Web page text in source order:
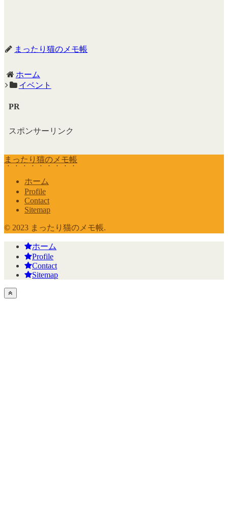
まったり猫のメモ帳
ホーム
イベント
PR
スポンサーリンク
まったり猫のメモ帳
ホーム
Profile
Contact
Sitemap
© 2023 まったり猫のメモ帳.
ホーム
Profile
Contact
Sitemap